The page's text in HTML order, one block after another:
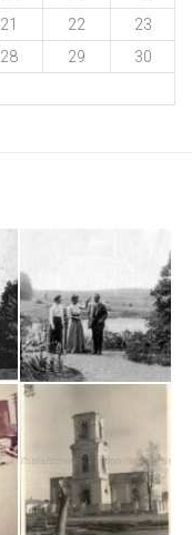
21 22
23
28 29
30